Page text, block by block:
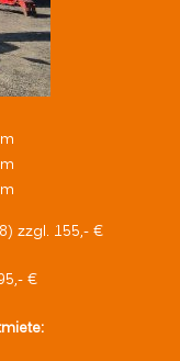
zzgl. 155,- €
€